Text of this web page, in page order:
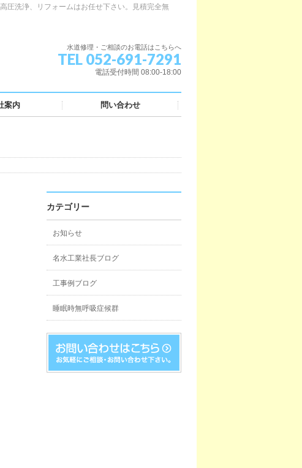
圧洗浄、リフォームはお任せ下さい。見積完全無
水道修理・ご相談のお電話はこちらへ
TEL 052-691-7291
電話受付時間 08:00-18:00
案内 問い合わせ
カテゴリー
お知らせ
名水工業社長ブログ
工事例ブログ
睡眠時無呼吸症候群